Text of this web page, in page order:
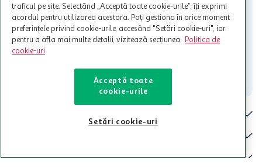
Contacteaza-ne!
Iti stam mereu la dispozitie.
contact@auchan.ro
Contact
De ajutor
traficul pe site. Selectând „Acceptă toate cookie-urile”, îți exprimi
acordul pentru utilizarea acestora. Poți gestiona în orice moment
preferințele privind cookie-urile, accesând "Setări cookie-uri", iar
pentru a afla mai multe detalii, vizitează secțiunea
Politica de
cookie-uri
Acceptă toate
cookie-urile
Setări cookie-uri